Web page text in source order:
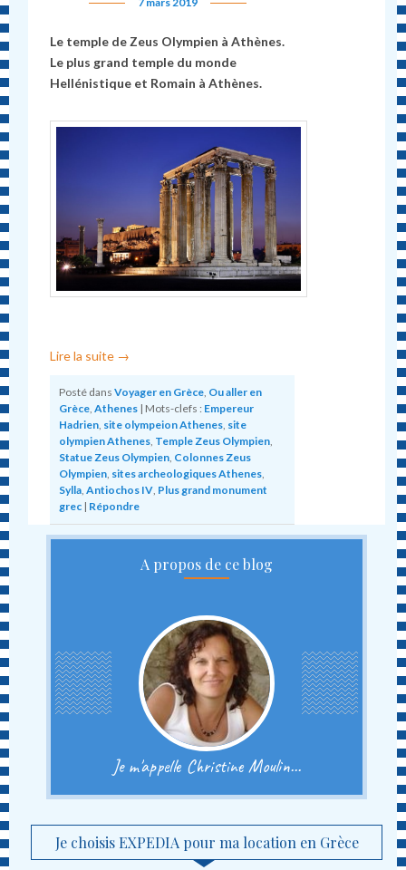
Le temple de Zeus Olympien à Athènes.
Le plus grand temple du monde
Hellénistique et Romain à Athènes.
Lire la suite →
Posté dans Voyager en Grèce Ou aller en
Grèce ,Athenes | Mots-clefs : Empereur
Hadrien site olympeion Athenes site
olympien Athenes Temple Zeus Olympien
Statue Zeus Olympien Colonnes Zeus
Olympien sites archeologiques Athenes
Sylla ,Antiochos IV Plus grand monument
grec | Répondre
A propos de ce blog
Je m'appelle Christine Moulin...
Je choisis EXPEDIA pour ma location en Grèce